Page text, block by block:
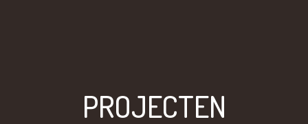
PROJECTEN